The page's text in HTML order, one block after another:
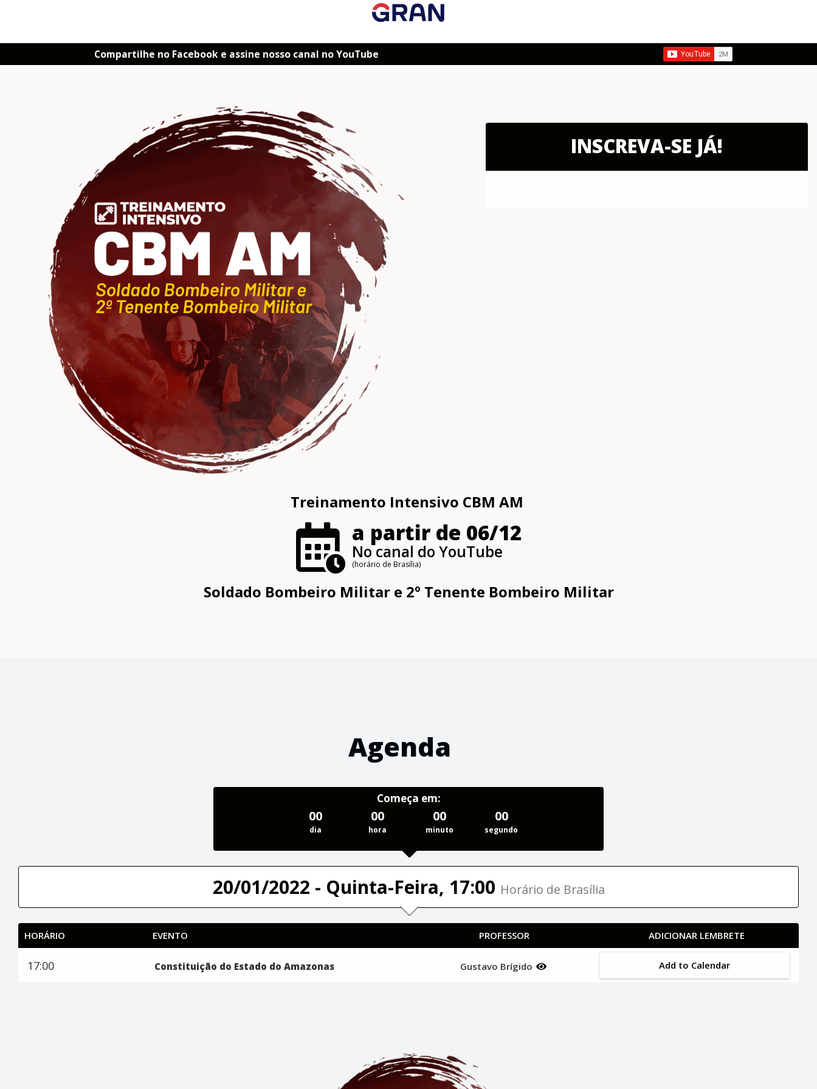
Compartilhe no Facebook e assine nosso canal no YouTube
INSCREVA-SE JÁ!
Treinamento Intensivo CBM AM
a partir de 06/12
No canal do YouTube
(horário de Brasília)
Soldado Bombeiro Militar e 2º Tenente Bombeiro Militar
Agenda
Começa em:
00
dia
00
hora
00
minuto
00
segundo
20/01/2022 - Quinta-Feira, 17:00 Horário de Brasília
HORÁRIO EVENTO PROFESSOR ADICIONAR LEMBRETE
17:00 Constituição do Estado do Amazonas Gustavo Brígido Add to Calendar